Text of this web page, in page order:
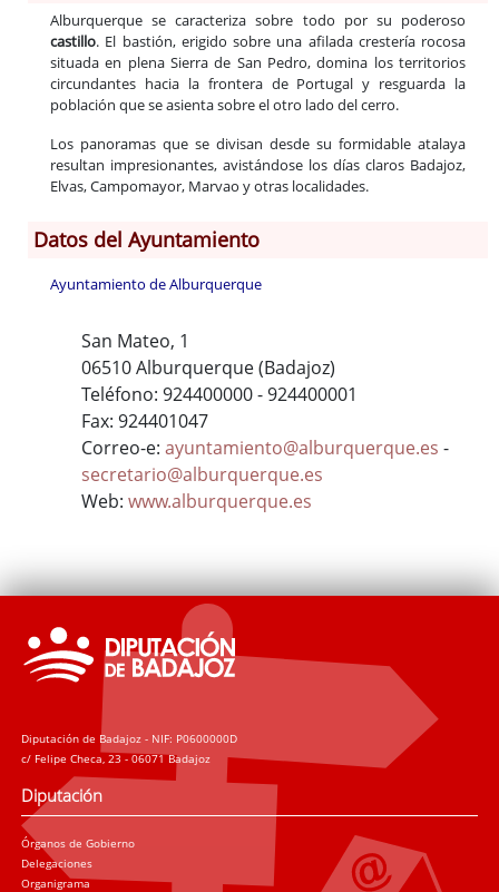
Alburquerque se caracteriza sobre todo por su poderoso
castillo. El bastión, erigido sobre una afilada crestería rocosa
situada en plena Sierra de San Pedro, domina los territorios
circundantes hacia la frontera de Portugal y resguarda la
población que se asienta sobre el otro lado del cerro.
Los panoramas que se divisan desde su formidable atalaya
resultan impresionantes, avistándose los días claros Badajoz,
Elvas, Campomayor, Marvao y otras localidades.
Datos del Ayuntamiento
Ayuntamiento de Alburquerque
San Mateo, 1
06510 Alburquerque (Badajoz)
Teléfono: 924400000 - 924400001
Fax: 924401047
Correo-e: ayuntamiento@alburquerque.es -
secretario@alburquerque.es
Web: www.alburquerque.es
Diputación de Badajoz - NIF: P0600000D
c/ Felipe Checa, 23 - 06071 Badajoz
Diputación
Órganos de Gobierno
Delegaciones
Organigrama